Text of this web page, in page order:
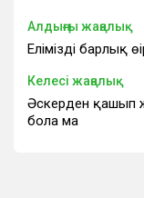
Алдыңғы жаңалық
Еліміздің барлық
Келесі жаңалық
Әскерден қашып
бола ма